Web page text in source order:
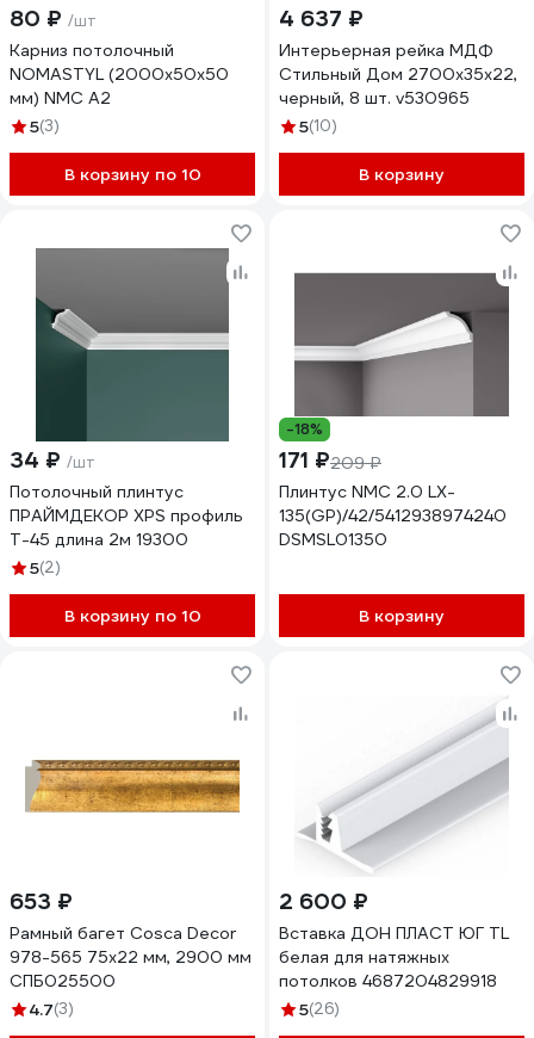
80 ₽ /шт
Карниз потолочный
NOMASTYL (2000х50х50
мм) NMC A2
5(3)
В корзину по 10
4 637 ₽
Интерьерная рейка МДФ
Стильный Дом 2700x35x22,
черный, 8 шт. v530965
5(10)
В корзину
34 ₽ /шт
Потолочный плинтус
ПРАЙМДЕКОР XPS профиль
T-45 длина 2м 19300
5(2)
В корзину по 10
-18%
171 ₽209 ₽
Плинтус NMC 2.0 LX-
135(GP)/42/5412938974240
DSMSL01350
В корзину
653 ₽
Рамный багет Cosca Decor
978-565 75x22 мм, 2900 мм
СПБ025500
4.7(3)
2 600 ₽
Вставка ДОН ПЛАСТ ЮГ TL
белая для натяжных
потолков 4687204829918
5(26)